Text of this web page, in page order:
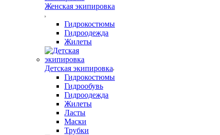
Женская экипировка
Гидрокостюмы
Гидроодежда
Жилеты
Детская экипировка
Гидрокостюмы
Гидрообувь
Гидроодежда
Жилеты
Ласты
Маски
Трубки